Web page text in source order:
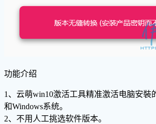
功能介绍
1、云萌win10激活工具精准激活电脑安裝
和Windows系统。
2、不用人工挑选软件版本。